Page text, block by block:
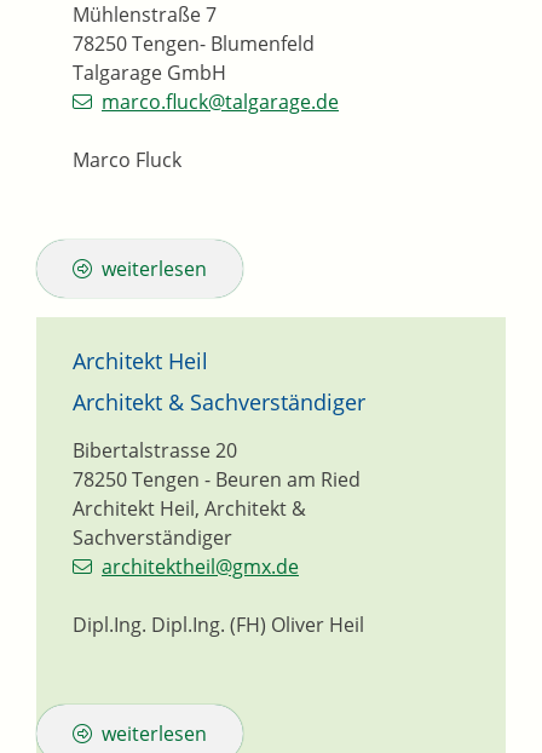
Talgarage GmbH
Mühlenstraße 7
78250Tengen- Blumenfeld
marco.fluck@talgarage.de
Marco Fluck
weiterlesen
Architekt Heil
Architekt & Sachverständiger
Architekt Heil, Architekt &
Sachverständiger
Bibertalstrasse 20
78250Tengen - Beuren am Ried
architektheil@gmx.de
Dipl.Ing. Dipl.Ing. (FH) Oliver Heil
weiterlesen